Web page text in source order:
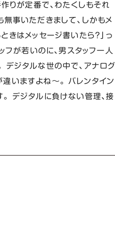
作りが定番で、わたくしもそれ
事いただきまして、しかもメ
きはメッセージ書いたら？」っ
フが若いのに、男スタッフ一人
デジタルな世の中で、アナログ
いますよね～。 バレンタイン
デジタルに負けない管理、接